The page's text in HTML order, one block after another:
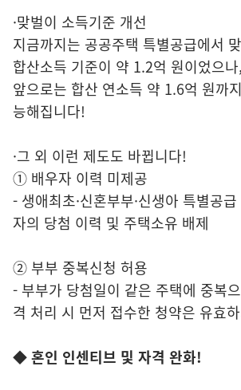
·맞벌이 소득기준 개선
지금까지는 공공주택 특별공급에서
합산소득 기준이 약 1.2억 원이었으나,
앞으로는 합산 연소득 약 1.6억 원까
능해집니다!
·그 외 이런 제도도 바뀝니다!
① 배우자 이력 미제공
- 생애최초·신혼부부·신생아 특별공
자의 당첨 이력 및 주택소유 배제
② 부부 중복신청 허용
- 부부가 당첨일이 같은 주택에 중복
격 처리 시 먼저 접수한 청약은 유효
◆ 혼인 인센티브 및 자격 완화!